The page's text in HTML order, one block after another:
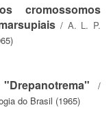
cromossomos
/ A. L. P.
/
do Brasil (1965)